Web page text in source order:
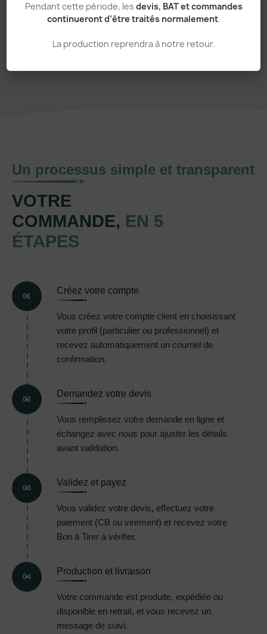
Pendant cette période, les devis, BAT et commandes
continueront d’être traités normalement.
La production reprendra à notre retour.
Sans minimum de commande
Un processus simple et transparent
VOTRE
COMMANDE, EN 5
ÉTAPES
01
Créez votre compte
Vous créez votre compte client en choisissant
votre profil (particulier ou professionnel) et
recevez automatiquement un courriel de
confirmation.
02
Demandez votre devis
Vous remplissez votre demande en ligne et
échangez avec nous pour ajuster les détails
avant validation.
03
Validez et payez
Vous validez votre devis, effectuez votre
paiement (CB ou virement) et recevez votre
Bon à Tirer à vérifier.
04
Production et livraison
Votre commande est produite, expédiée ou
disponible en retrait, et vous recevez un
message de suivi.